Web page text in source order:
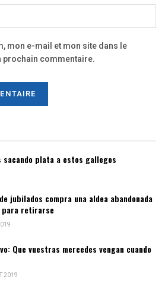
mon e-mail et mon site dans le
prochain commentaire.
sacando plata a estos gallegos
jubilados compra una aldea abandonada
para retirarse
Que vuestras mercedes vengan cuando
2019